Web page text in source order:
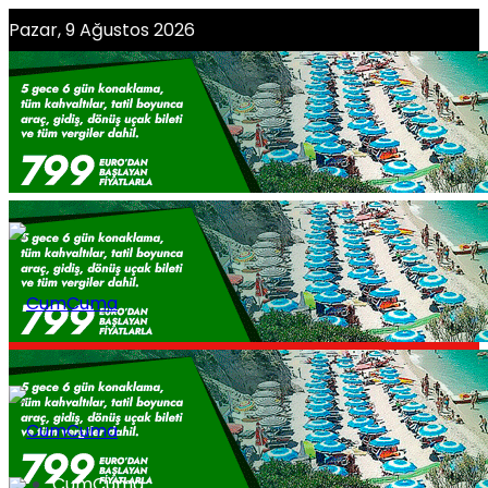
Pazar, 9 Ağustos 2026
CumCuma Editörü Olmak İster Misiniz?